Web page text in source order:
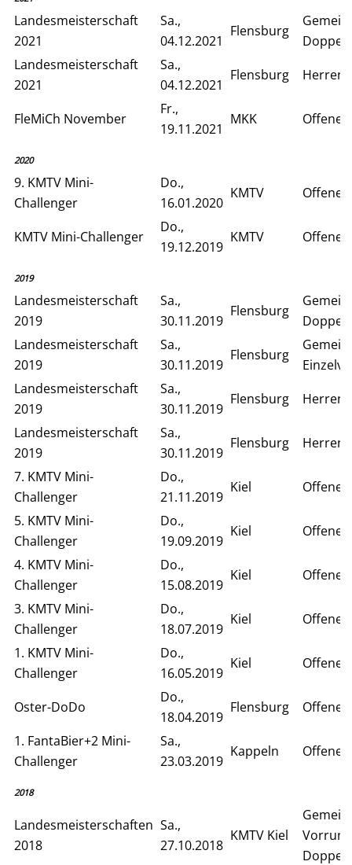
Landesmeisterschaft
2021
Sa.,
04.12.2021
Flensburg
Landesmeisterschaft
2021
Sa.,
04.12.2021
Flensburg Herren
FleMiCh November
Fr.,
19.11.2021
MKK
2020
9. KMTV Mini-
Challenger
Do.,
16.01.2020
KMTV
KMTV Mini-Challenger
Do.,
19.12.2019
KMTV
2019
Landesmeisterschaft
2019
Sa.,
30.11.2019
Flensburg
Landesmeisterschaft
2019
Sa.,
30.11.2019
Flensburg
Landesmeisterschaft
2019
Sa.,
30.11.2019
Flensburg
Herren
Landesmeisterschaft
2019
Sa.,
30.11.2019
Flensburg
Herren
7. KMTV Mini-
Challenger
Do.,
21.11.2019
Kiel
5. KMTV Mini-
Challenger
Do.,
19.09.2019
Kiel
4. KMTV Mini-
Challenger
Do.,
15.08.2019
Kiel
3. KMTV Mini-
Challenger
Do.,
18.07.2019
Kiel
1. KMTV Mini-
Challenger
Do.,
16.05.2019
Kiel
Oster-DoDo
Do.,
18.04.2019
Flensburg
1. FantaBier+2 Mini-
Challenger
Sa.,
23.03.2019
Kappeln
2018
Landesmeisterschaften
2018
Sa.,
27.10.2018
KMTV Kiel
Doppel